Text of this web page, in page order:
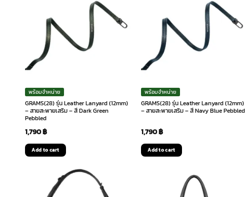
พร้อมจำหน่าย
GRAMS(28) รุ่น Leather Lanyard (12mm)
– สายสะพายเสริม – สี Dark Green
Pebbled
1,790฿
Add to cart
พร้อมจำหน่าย
GRAMS(28) รุ่น Leather Lanyard (12mm)
– สายสะพายเสริม – สี Navy Blue Pebbled
1,790฿
Add to cart